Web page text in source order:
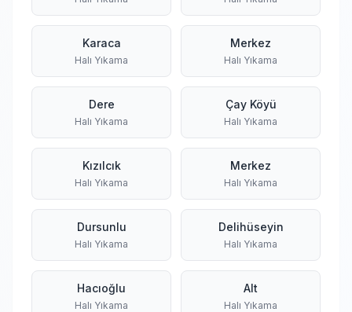
Karaca
Halı Yıkama
Merkez
Halı Yıkama
Dere
Halı Yıkama
Çay Köyü
Halı Yıkama
Kızılcık
Halı Yıkama
Merkez
Halı Yıkama
Dursunlu
Halı Yıkama
Delihüseyin
Halı Yıkama
Hacıoğlu
Halı Yıkama
Alt
Halı Yıkama